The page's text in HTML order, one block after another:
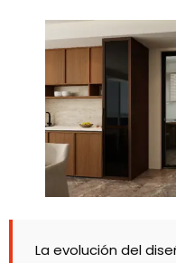
La evolución del